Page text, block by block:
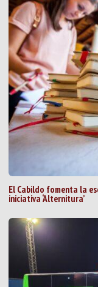
El Cabildo fomenta la
iniciativa ‘Alternitura’